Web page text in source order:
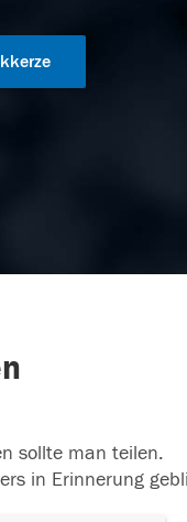
sollte man teilen.
in Erinnerung